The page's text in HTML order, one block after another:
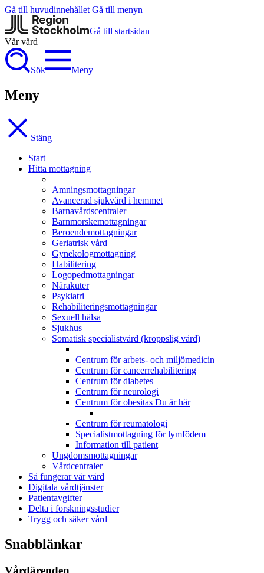
Gå till huvudinnehållet Gå till menyn
Gå till startsidan
Vår vård
Sök Meny
Meny
Stäng
Start
Hitta mottagning
Amningsmottagningar
Avancerad sjukvård i hemmet
Barnavårdscentraler
Barnmorskemottagningar
Beroendemottagningar
Geriatrisk vård
Gynekologmottagning
Habilitering
Logopedmottagningar
Närakuter
Psykiatri
Rehabiliteringsmottagningar
Sexuell hälsa
Sjukhus
Somatisk specialistvård (kroppslig vård)
Centrum för arbets- och miljömedicin
Centrum för cancerrehabilitering
Centrum för diabetes
Centrum för neurologi
Centrum för obesitas Du är här
Centrum för reumatologi
Specialistmottagning för lymfödem
Information till patient
Ungdomsmottagningar
Vårdcentraler
Så fungerar vår vård
Digitala vårdtjänster
Patientavgifter
Delta i forskningsstudier
Trygg och säker vård
Snabblänkar
Vårdärenden